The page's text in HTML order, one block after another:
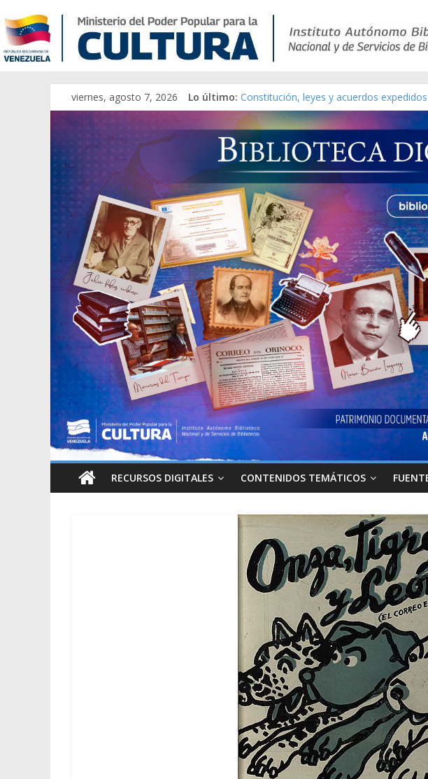
viernes, agosto 7, 2026 Lo último: Catálogo temático de obras de Modesta
Constitución, leyes y acuerdos
Una Parálisis [material gráfico]
Modesta Bor Sánchez [material gráfico]
Gaceta Oficial de la República de
RECURSOS DIGITALES CONTENIDOS TEMÁTICOS